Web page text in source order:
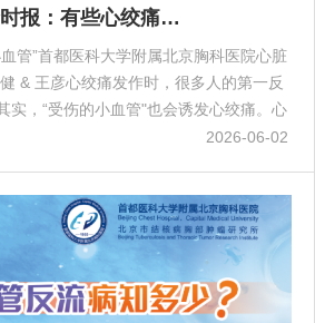
2026-06-02
时报：有些心绞痛…
管”首都医科大学附属北京胸科医院心脏
反
实，“受伤的小血管"也会诱发心绞痛。心